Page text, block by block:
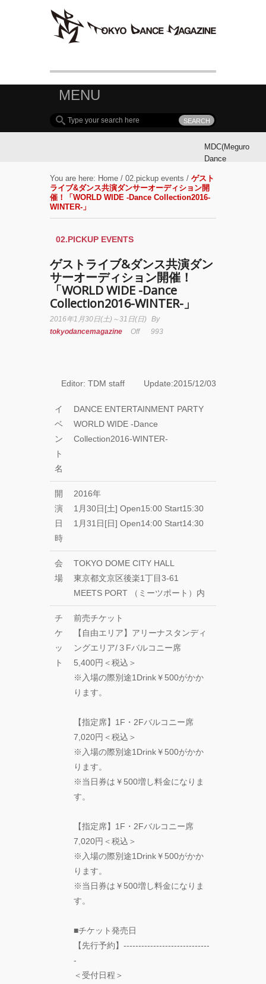
MENU
MDC(Meguro
Dance
参加ダンサ
ー募集！
開催!!
kingz)
『ANTENNA』
PRODUCE
You are here: Home / 02.pickup events / ゲスト
ライブ&ダンス共演ダンサーオーディション開
催！「WORLD WIDE -Dance Collection2016-
WINTER-」
02.PICKUP EVENTS
ゲストライブ&ダンス共演ダン
サーオーディション開催！
「WORLD WIDE -Dance
Collection2016-WINTER-」
2016年1月30日(土)～31日(日)
By
tokyodancemagazine
Off 993
Editor: TDM staff Update:2015/12/03
イ
ベ
ン
ト
名
DANCE ENTERTAINMENT PARTY
WORLD WIDE -Dance
Collection2016-WINTER-
開
演
日
時
2016年
1月30日[土] Open15:00 Start15:30
1月31日[日] Open14:00 Start14:30
会
場
TOKYO DOME CITY HALL
東京都文京区後楽1丁目3-61
MEETS PORT （ミーツポート）内
チ
ケ
ッ
ト
前売チケット
【自由エリア】アリーナスタンディ
ングエリア/３Fバルコニー席
5,400円＜税込＞
※入場の際別途1Drink￥500がかか
ります。
【指定席】1F・2Fバルコニー席
7,020円＜税込＞
※入場の際別途1Drink￥500がかか
ります。
※当日券は￥500増し料金になりま
す。
【指定席】1F・2Fバルコニー席
7,020円＜税込＞
※入場の際別途1Drink￥500がかか
ります。
※当日券は￥500増し料金になりま
す。
■チケット発売日
【先行予約】-----------------------------
-
＜受付日程＞